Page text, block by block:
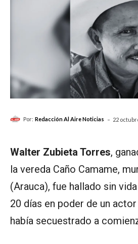
Por: Redacción Al Aire Noticias - 22
Walter Zubieta Torres,
la vereda Caño Camame,
(Arauca), fue hallado sin
20 días en poder de un
había secuestrado a